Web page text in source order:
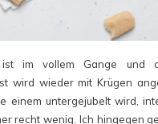
ist im vollem Gange und
wird wieder mit Krügen
einem untergejubelt wird,
recht wenig. Ich hingegen